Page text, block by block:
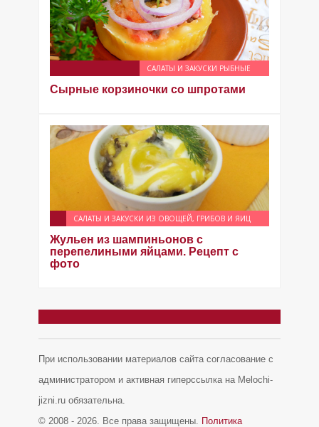
САЛАТЫ И ЗАКУСКИ РЫБНЫЕ
Сырные корзиночки со шпротами
САЛАТЫ И ЗАКУСКИ ИЗ ОВОЩЕЙ, ГРИБОВ И ЯИЦ
Жульен из шампиньонов с
перепелиными яйцами. Рецепт с
фото
При использовании материалов сайта согласование с
администратором и активная гиперссылка на Melochi-
jizni.ru обязательна.
© 2008 - 2026. Все права защищены. Политика